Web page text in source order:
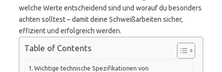
welche Werte entscheidend sind und worauf du besonders
achten solltest – damit deine Schweißarbeiten sicher,
effizient und erfolgreich werden.
Table of Contents
Wichtige technische Spezifikationen von